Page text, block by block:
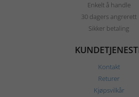
Enkelt å handle
30 dagers angrerett
Sikker betaling
Kontakt
Returer
Kjøpsvilkår